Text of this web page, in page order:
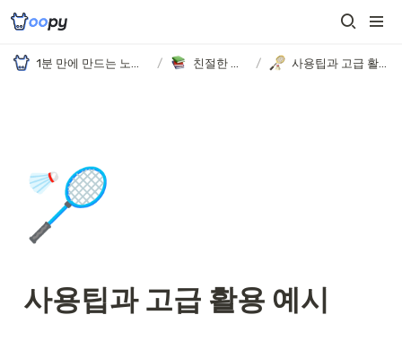
/ / 사용팁과 고급 활용 예시
🏸
사용팁과 고급 활용 예시